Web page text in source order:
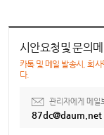
시안요청및 문의
카톡 및 메일 발송시, 회
다.
관리자에게 메일
87dc@daum.net